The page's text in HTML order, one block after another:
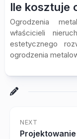
Ile kosztuje
Ogrodzenia
właścicieli
estetycznego
ogrodzenia
NEXT